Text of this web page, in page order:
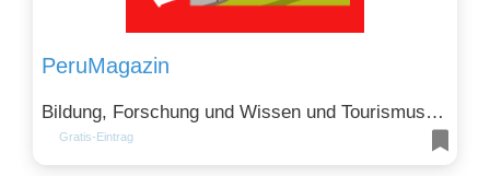
PeruMagazin
Bildung, Forschung und Wissen und Tourismus und Gastronomie
Gratis-Eintrag